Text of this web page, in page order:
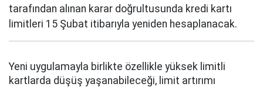
tarafından alınan karar doğrultusunda kredi kartı
limitleri 15 Şubat itibarıyla yeniden hesaplanacak.
Yeni uygulamayla birlikte özellikle yüksek limitli
kartlarda düşüş yaşanabileceği, limit artırımı